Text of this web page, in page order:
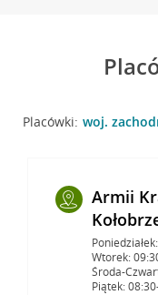
Placówki: woj.
Armii
Wtorek:
Środa-
Piątek: